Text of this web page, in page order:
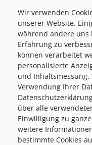
Amtszeiten
MO
08:00-
08:00-
DO
08:00-
FR
08:00-
INFO
Impressum
Datenschutz
Wir verwenden
unserer Website.
während andere uns
Erfahrung zu
können verarbeitet
personalisierte
und
Verwendung Ihrer
über alle
Einwilligung zu
weitere
bestimmte Cookies